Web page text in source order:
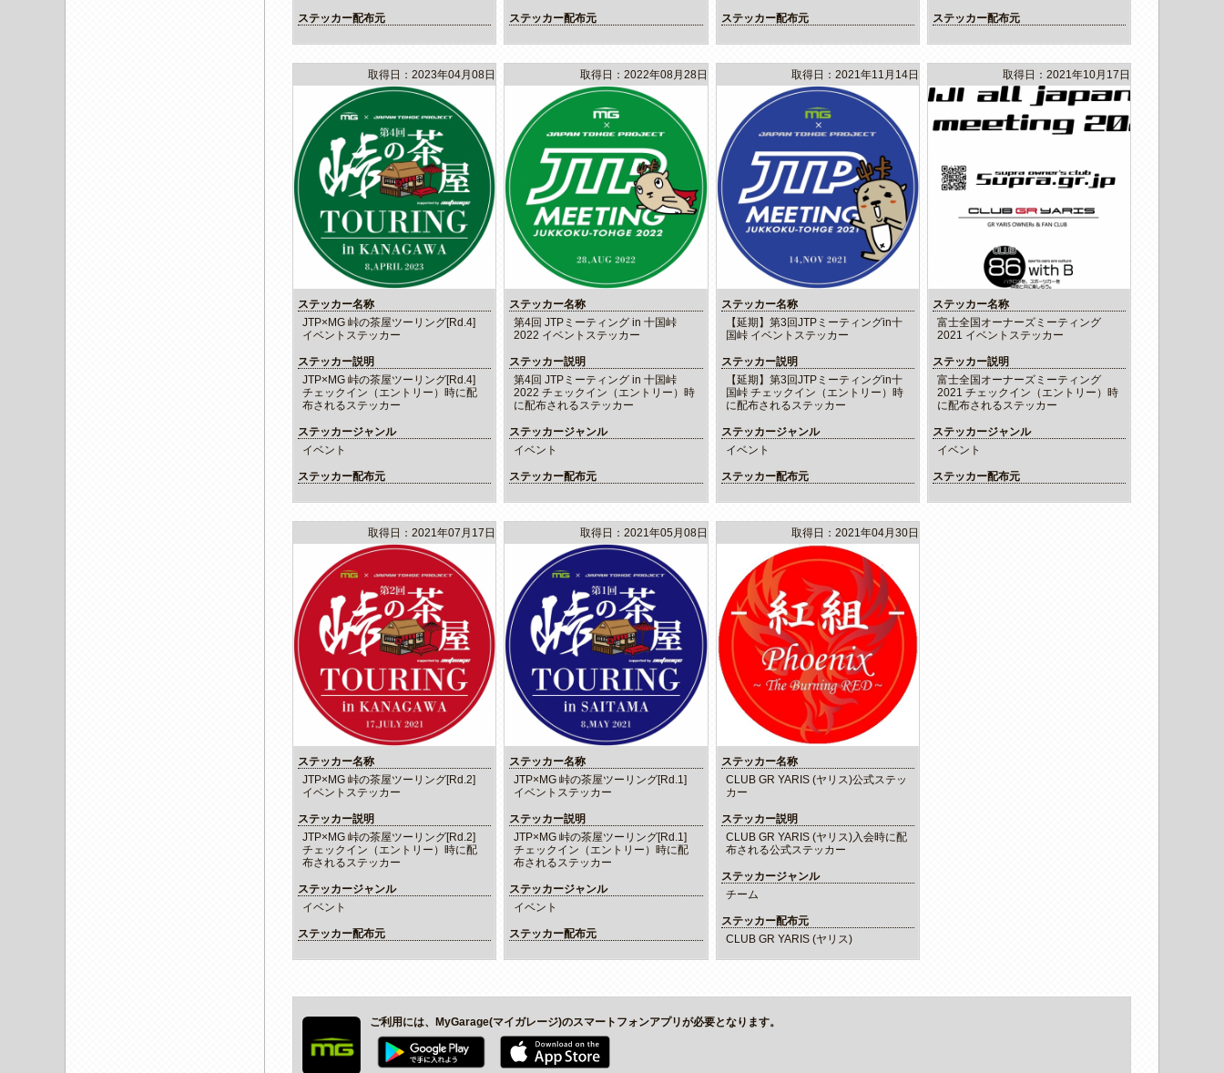
ステッカー配布元 ステッカー配布元 ステッカー配布元 ステッカー配布元
取得日：2023年04月08日
ステッカー名称
JTP×MG 峠の茶屋ツーリング[Rd.4]
イベントステッカー
ステッカー説明
JTP×MG 峠の茶屋ツーリング[Rd.4]
チェックイン（エントリー）時に配
布されるステッカー
ステッカージャンル
イベント
ステッカー配布元
取得日：2022年08月28日
ステッカー名称
第4回 JTPミーティング in 十国峠
2022 イベントステッカー
ステッカー説明
第4回 JTPミーティング in 十国峠
2022 チェックイン（エントリー）時
に配布されるステッカー
ステッカージャンル
イベント
ステッカー配布元
取得日：2021年11月14日
ステッカー名称
【延期】第3回JTPミーティングin十
国峠 イベントステッカー
ステッカー説明
【延期】第3回JTPミーティングin十
国峠 チェックイン（エントリー）時
に配布されるステッカー
ステッカージャンル
イベント
ステッカー配布元
取得日：2021年10月17日
ステッカー名称
富士全国オーナーズミーティング
2021 イベントステッカー
ステッカー説明
富士全国オーナーズミーティング
2021 チェックイン（エントリー）時
に配布されるステッカー
ステッカージャンル
イベント
ステッカー配布元
取得日：2021年07月17日
ステッカー名称
JTP×MG 峠の茶屋ツーリング[Rd.2]
イベントステッカー
ステッカー説明
JTP×MG 峠の茶屋ツーリング[Rd.2]
チェックイン（エントリー）時に配
布されるステッカー
ステッカージャンル
イベント
ステッカー配布元
取得日：2021年05月08日
ステッカー名称
JTP×MG 峠の茶屋ツーリング[Rd.1]
イベントステッカー
ステッカー説明
JTP×MG 峠の茶屋ツーリング[Rd.1]
チェックイン（エントリー）時に配
布されるステッカー
ステッカージャンル
イベント
ステッカー配布元
取得日：2021年04月30日
ステッカー名称
CLUB GR YARIS (ヤリス)公式ステッ
カー
ステッカー説明
CLUB GR YARIS (ヤリス)入会時に配
布される公式ステッカー
ステッカージャンル
チーム
ステッカー配布元
CLUB GR YARIS (ヤリス)
ご利用には、MyGarage(マイガレージ)のスマートフォンアプリが必要となります。